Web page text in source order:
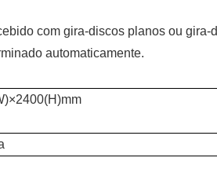
com gira-discos planos ou gira-
automaticamente.